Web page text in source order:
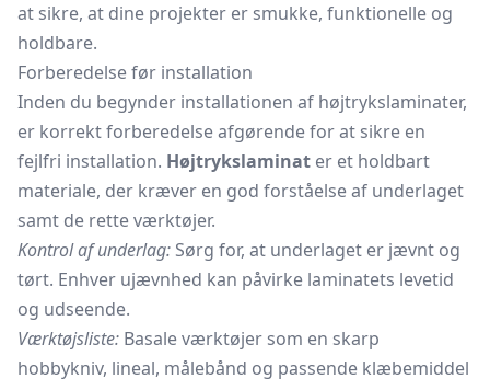
at sikre, at dine projekter er smukke, funktionelle og
holdbare.
Forberedelse før installation
Inden du begynder installationen af højtrykslaminater,
er korrekt forberedelse afgørende for at sikre en
fejlfri installation. Højtrykslaminat er et holdbart
materiale, der kræver en god forståelse af underlaget
samt de rette værktøjer.
Kontrol af underlag: Sørg for, at underlaget er jævnt og
tørt. Enhver ujævnhed kan påvirke laminatets levetid
og udseende.
Værktøjsliste: Basale værktøjer som en skarp
hobbykniv, lineal, målebånd og passende klæbemiddel